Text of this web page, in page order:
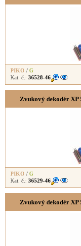
PIKO / G
Kat. č.: 36528-46
Zvukový dekodér
PIKO / G
Kat. č.: 36529-46
Zvukový dekodér